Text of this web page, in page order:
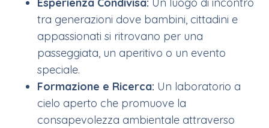
Esperienza Condivisa: Un luogo di incontro
tra generazioni dove bambini, cittadini e
appassionati si ritrovano per una
passeggiata, un aperitivo o un evento
speciale.
Formazione e Ricerca: Un laboratorio a
cielo aperto che promuove la
consapevolezza ambientale attraverso